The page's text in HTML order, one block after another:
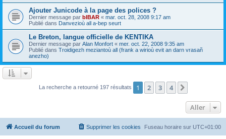
Ajouter Junicode à la page des polices ?
Dernier message par bIBAR « mar. oct. 28, 2008 9:17 am
Publié dans Danvezioù all a-bep seurt
Le Breton, langue officielle de KENTIKA
Dernier message par Alan Monfort « mer. oct. 22, 2008 9:35 am
Publié dans Troidigezh meziantoù all (frank a wirioù evit an darn vrasañ
anezho)
La recherche a retourné 197 résultats 1 2 3 4
Aller
Accueil du forum Fuseau horaire sur UTC+01:00
Supprimer les cookies